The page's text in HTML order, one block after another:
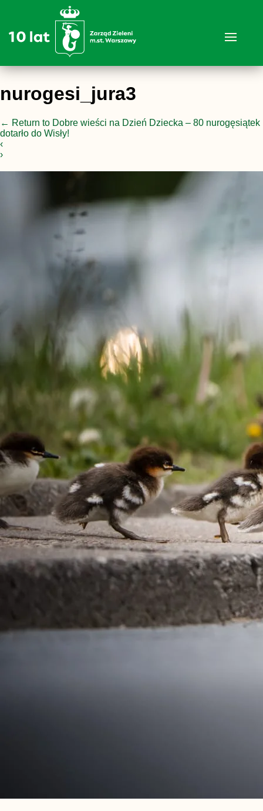
nurogesi_jura3
← Return to Dobre wieści na Dzień Dziecka – 80 nurogęsiątek
dotarło do Wisły!
‹
›